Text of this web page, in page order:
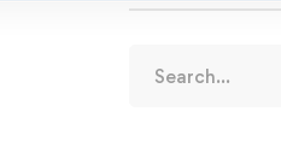
for: